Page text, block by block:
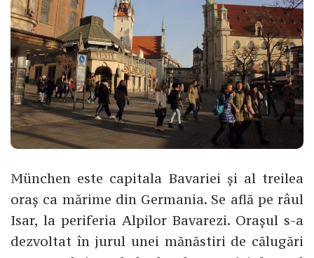
München este capitala Bavariei și al treilea
oraș ca mărime din Germania. Se află pe râul
Isar, la periferia Alpilor Bavarezi. Orașul s-a
dezvoltat în jurul unei mănăstiri de călugări